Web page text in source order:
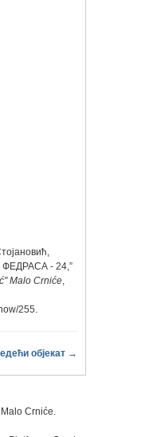
ФЕДРАСА - 24,”
Malo Crniće,
255.
објекат →
Crniće.